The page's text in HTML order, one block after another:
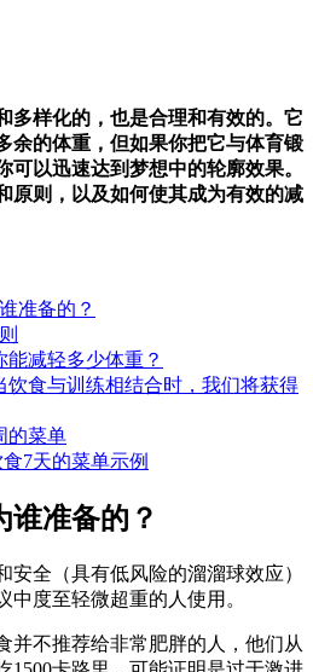
多样化的，也是合理和有效的。它
余的体重，但如果你把它与体育锻
可以迅速达到梦想中的轮廓效果。
原则，以及如何使其成为有效的减
准备的？
能减轻多少体重？
饮食与训练相结合时，我们将获得
的菜单
7天的菜单示例
谁准备的？
安全（具有低风险的溜溜球效应）
中度至轻微超重的人使用。
并不推荐给非常肥胖的人，他们从